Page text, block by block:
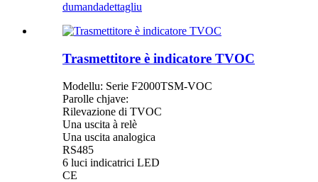
dumandadettagliu
Trasmettitore è indicatore TVOC
Modellu: Serie F2000TSM-VOC
Parolle chjave:
Rilevazione di TVOC
Una uscita à relè
Una uscita analogica
RS485
6 luci indicatrici LED
CE